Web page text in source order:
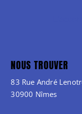
NOUS TROUVER
83 Rue André
30900 Nîmes